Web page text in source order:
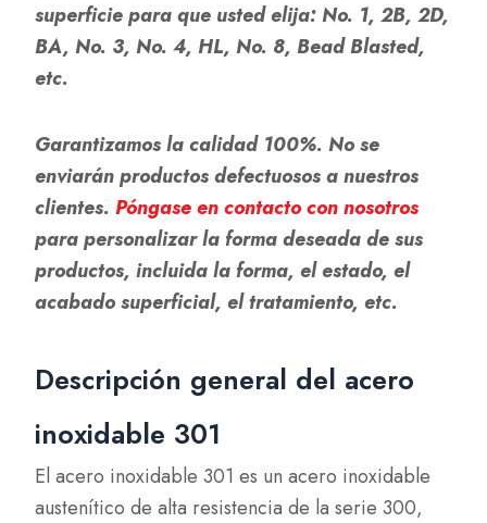
superficie para que usted elija: No. 1, 2B, 2D,
BA, No. 3, No. 4, HL, No. 8, Bead Blasted,
etc.
Garantizamos la calidad 100%. No se
enviarán productos defectuosos a nuestros
clientes.Póngase en contacto con nosotros
para personalizar la forma deseada de sus
productos, incluida la forma, el estado, el
acabado superficial, el tratamiento, etc.
Descripción general del acero
inoxidable 301
El acero inoxidable 301 es un acero inoxidable
austenítico de alta resistencia de la serie 300,